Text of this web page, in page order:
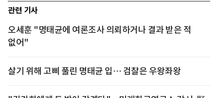
관련 기사
오세훈 "명태균에 여론조사 의뢰하거나 결과 받은 적
없어"
살기 위해 고삐 풀린 명태균 입… 검찰은 우왕좌왕